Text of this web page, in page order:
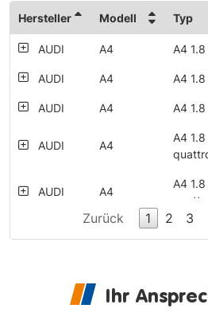
Hersteller Modell Typ
AUDI A4 A4 1.8
AUDI A4 A4 1.8
AUDI A4 A4 1.8
AUDI A4
A4 1.8
AUDI A4
A4 1.8
quattro
A4 A4
Zurück 1 2 3
Ihr